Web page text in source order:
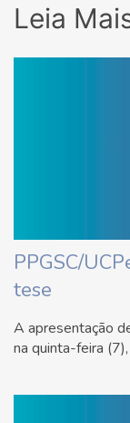
Leia
PPGSC/
tese
A apresentação
na quinta-feira